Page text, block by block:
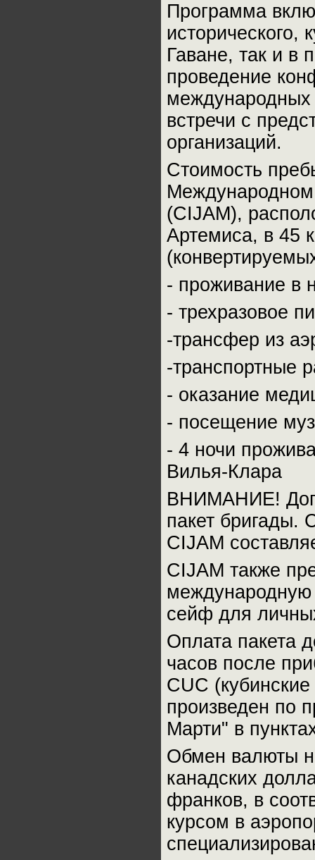
Программа
исторического,
Гаване, так и в
проведение
международных
встречи с
организаций.
Стоимость
(CIJAM),
Артемиса, в 45
- проживание в
- трехразовое
-трансфер из
-транспортные
- оказание
- посещение
- 4 ночи
Вилья-Клара
ВНИМАНИЕ!
пакет бригады.
CIJAM
CIJAM также
международную
сейф для
Оплата пакета
часов после
CUC
произведен по
Марти" в
Обмен валюты
канадских
франков, в
курсом в